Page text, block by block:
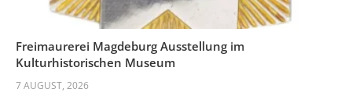
Freimaurerei Magdeburg Ausstellung im
Kulturhistorischen Museum
7 AUGUST, 2026